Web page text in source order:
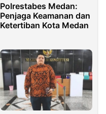
Polrestabes Medan:
Penjaga Keamanan dan
Ketertiban Kota Medan